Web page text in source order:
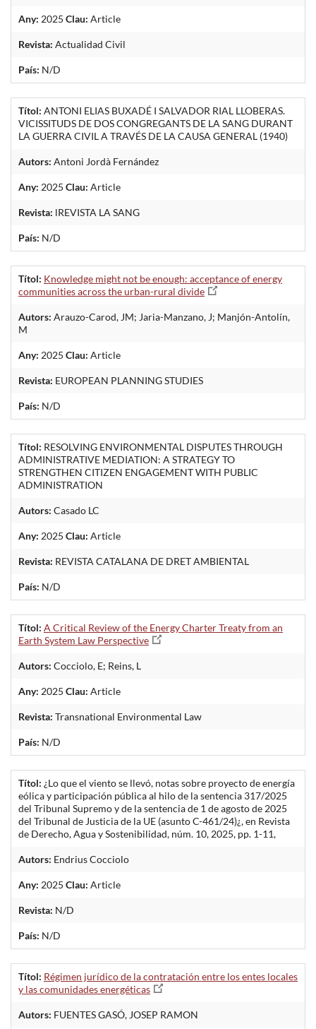
Any: 2025 Clau: Article
Revista: Actualidad Civil
País: N/D
Títol: ANTONI ELIAS BUXADÉ I SALVADOR RIAL LLOBERAS.
VICISSITUDS DE DOS CONGREGANTS DE LA SANG DURANT
LA GUERRA CIVIL A TRAVÉS DE LA CAUSA GENERAL (1940)
Autors: Antoni Jordà Fernández
Any: 2025 Clau: Article
Revista: lREVISTA LA SANG
País: N/D
Títol: Knowledge might not be enough: acceptance of energy
communities across the urban-rural divide
Autors: Arauzo-Carod, JM; Jaria-Manzano, J; Manjón-Antolín,
M
Any: 2025 Clau: Article
Revista: EUROPEAN PLANNING STUDIES
País: N/D
Títol: RESOLVING ENVIRONMENTAL DISPUTES THROUGH
ADMINISTRATIVE MEDIATION: A STRATEGY TO
STRENGTHEN CITIZEN ENGAGEMENT WITH PUBLIC
ADMINISTRATION
Autors: Casado LC
Any: 2025 Clau: Article
Revista: REVISTA CATALANA DE DRET AMBIENTAL
País: N/D
Títol: A Critical Review of the Energy Charter Treaty from an
Earth System Law Perspective
Autors: Cocciolo, E; Reins, L
Any: 2025 Clau: Article
Revista: Transnational Environmental Law
País: N/D
Títol: ¿Lo que el viento se llevó, notas sobre proyecto de energía
eólica y participación pública al hilo de la sentencia 317/2025
del Tribunal Supremo y de la sentencia de 1 de agosto de 2025
del Tribunal de Justicia de la UE (asunto C-461/24)¿, en Revista
de Derecho, Agua y Sostenibilidad, núm. 10, 2025, pp. 1-11,
Autors: Endrius Cocciolo
Any: 2025 Clau: Article
Revista: N/D
País: N/D
Títol: Régimen jurídico de la contratación entre los entes locales
y las comunidades energéticas
Autors: FUENTES GASÓ, JOSEP RAMON